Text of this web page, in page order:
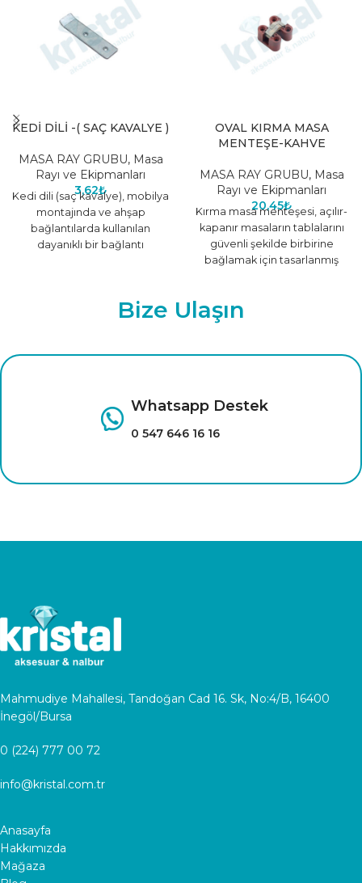
KEDİ DİLİ -( SAÇ KAVALYE )
MASA RAY GRUBU, Masa
Rayı ve Ekipmanları
3,62₺
Kedi dili (saç kavalye), mobilya
montajında ve ahşap
bağlantılarda kullanılan
dayanıklı bir bağlantı
OVAL KIRMA MASA
MENTEŞE-KAHVE
MASA RAY GRUBU, Masa
Rayı ve Ekipmanları
20,45₺
Kırma masa menteşesi, açılır-
kapanır masaların tablalarını
güvenli şekilde birbirine
bağlamak için tasarlanmış
Bize Ulaşın
Whatsapp Destek
0 547 646 16 16
Mahmudiye Mahallesi, Tandoğan Cad 16. Sk, No:4/B, 16400
İnegöl/Bursa
0 (224) 777 00 72
info@kristal.com.tr
Anasayfa
Hakkımızda
Mağaza